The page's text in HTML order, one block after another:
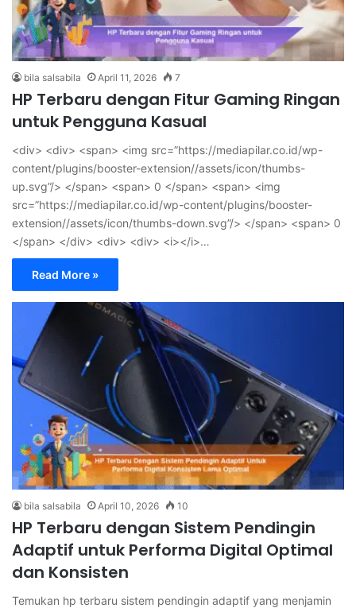
bila salsabila April 11, 2026 7
HP Terbaru dengan Fitur Gaming Ringan
untuk Pengguna Kasual
<div> <div> <span> <img src=”https://mediapilar.co.id/wp-
content/plugins/booster-extension//assets/icon/thumbs-
up.svg”/> </span> <span> 0 </span> <span> <img
src=”https://mediapilar.co.id/wp-content/plugins/booster-
extension//assets/icon/thumbs-down.svg”/> </span> <span> 0
</span> </div> <div> <div> <i></i>…
Read More »
bila salsabila April 10, 2026 10
HP Terbaru dengan Sistem Pendingin
Adaptif untuk Performa Digital Optimal
dan Konsisten
Temukan hp terbaru sistem pendingin adaptif yang menjamin